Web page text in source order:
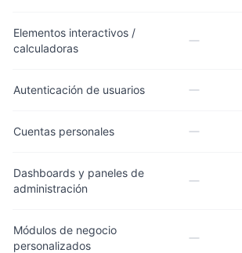
Elementos interactivos /
calculadoras
Autenticación de usuarios
Cuentas personales
Dashboards y paneles de
administración
Módulos de negocio
personalizados